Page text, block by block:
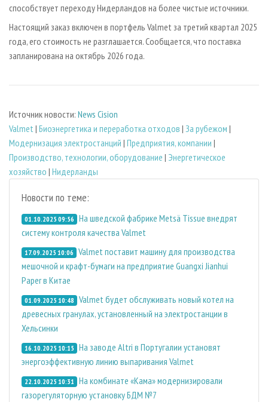
способствует переходу Нидерландов на более чистые источники.
Настоящий заказ включен в портфель Valmet за третий квартал 2025
года, его стоимость не разглашается. Сообщается, что поставка
запланирована на октябрь 2026 года.
Источник новости: News Cision
Valmet | Биoэнергетика и переработка отходов | За рубежом |
Модернизация электростанций | Предприятия, компании |
Производство, технологии, оборудование | Энергетическое
хозяйство | Нидерланды
Новости по теме:
01.10.2025 09:56 На шведской фабрике Metsä Tissue внедрят
систему контроля качества Valmet
17.09.2025 10:06 Valmet поставит машину для производства
мешочной и крафт-бумаги на предприятие Guangxi Jianhui
Paper в Китае
01.09.2025 10:48 Valmet будет обслуживать новый котел на
древесных гранулах, установленный на электростанции в
Хельсинки
16.10.2025 10:15 На заводе Altri в Португалии установят
энергоэффективную линию выпаривания Valmet
22.10.2025 10:31 На комбинате «Кама» модернизировали
газорегуляторную установку БДМ №7